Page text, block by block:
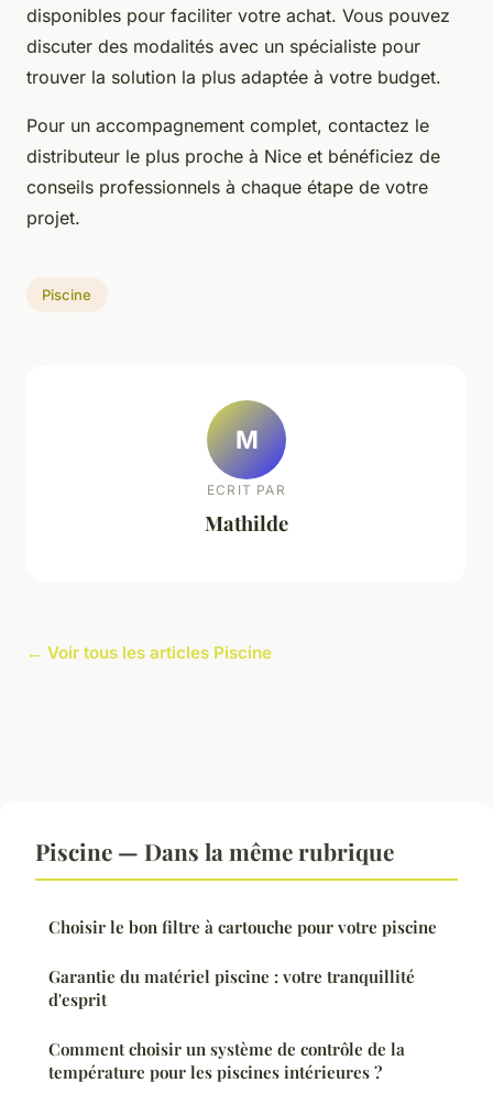
disponibles pour faciliter votre achat. Vous pouvez
discuter des modalités avec un spécialiste pour
trouver la solution la plus adaptée à votre budget.
Pour un accompagnement complet, contactez le
distributeur le plus proche à Nice et bénéficiez de
conseils professionnels à chaque étape de votre
projet.
Piscine
M
ECRIT PAR
Mathilde
← Voir tous les articles Piscine
Piscine — Dans la même rubrique
Choisir le bon filtre à cartouche pour votre piscine
Garantie du matériel piscine : votre tranquillité
d'esprit
Comment choisir un système de contrôle de la
température pour les piscines intérieures ?